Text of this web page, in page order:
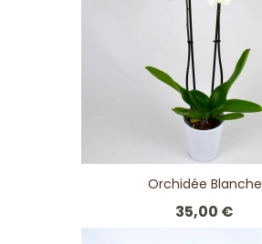
Orchidée Blanche
35,00 €